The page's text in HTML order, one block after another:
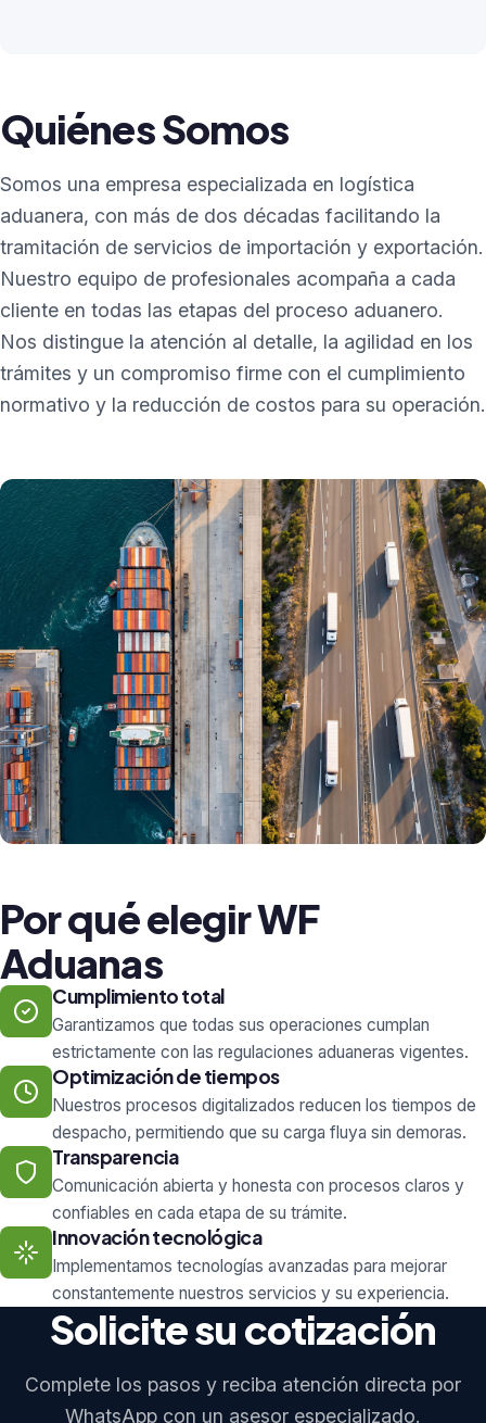
Quiénes Somos
Somos una empresa especializada en logística
aduanera, con más de dos décadas facilitando la
tramitación de servicios de importación y exportación.
Nuestro equipo de profesionales acompaña a cada
cliente en todas las etapas del proceso aduanero.
Nos distingue la atención al detalle, la agilidad en los
trámites y un compromiso firme con el cumplimiento
normativo y la reducción de costos para su operación.
Por qué elegir WF
Aduanas
Cumplimiento total
Garantizamos que todas sus operaciones cumplan
estrictamente con las regulaciones aduaneras vigentes.
Optimización de tiempos
Nuestros procesos digitalizados reducen los tiempos de
despacho, permitiendo que su carga fluya sin demoras.
Transparencia
Comunicación abierta y honesta con procesos claros y
confiables en cada etapa de su trámite.
Innovación tecnológica
Implementamos tecnologías avanzadas para mejorar
constantemente nuestros servicios y su experiencia.
Solicite su cotización
Complete los pasos y reciba atención directa por
WhatsApp con un asesor especializado.